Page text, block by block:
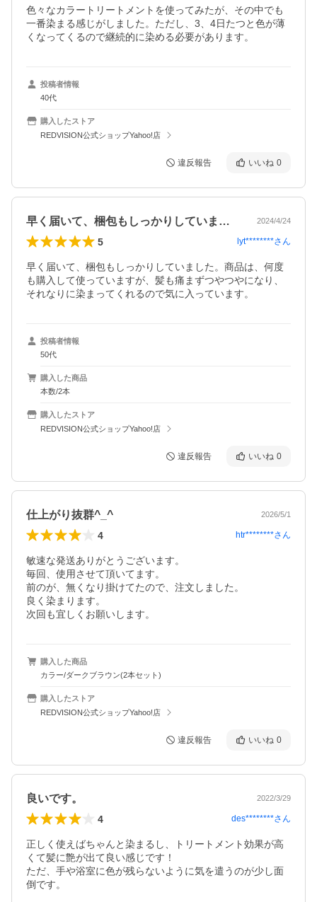
色々なカラートリートメントを使ってみたが、その中でも
一番染まる感じがしました。ただし、3、4日たつと色が薄
くなってくるので継続的に染める必要があります。
投稿者情報
40代
購入したストア
REDVISION公式ショップYahoo!店
違反報告 いいね 0
早く届いて、梱包もしっかりしていました… 2024/4/24
5 lyt********さん
早く届いて、梱包もしっかりしていました。商品は、何度
も購入して使っていますが、髪も痛まずつやつやになり、
それなりに染まってくれるので気に入っています。
投稿者情報
50代
購入した商品
本数/2本
購入したストア
REDVISION公式ショップYahoo!店
違反報告 いいね 0
仕上がり抜群^_^ 2026/5/1
4 htr********さん
敏速な発送ありがとうございます。
毎回、使用させて頂いてます。
前のが、無くなり掛けてたので、注文しました。
良く染まります。
次回も宜しくお願いします。
購入した商品
カラー/ダークブラウン(2本セット)
購入したストア
REDVISION公式ショップYahoo!店
違反報告 いいね 0
良いです。 2022/3/29
4 des********さん
正しく使えばちゃんと染まるし、トリートメント効果が高
くて髪に艶が出て良い感じです！
ただ、手や浴室に色が残らないように気を遣うのが少し面
倒です。